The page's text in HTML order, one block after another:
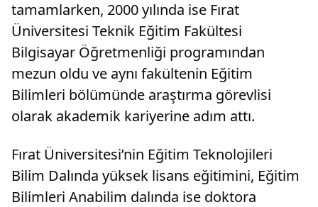
tamamlarken, 2000 yılında ise Fırat
Üniversitesi Teknik Eğitim Fakültesi
Bilgisayar Öğretmenliği programından
mezun oldu ve aynı fakültenin Eğitim
Bilimleri bölümünde araştırma görevlisi
olarak akademik kariyerine adım attı.
Fırat Üniversitesi’nin Eğitim Teknolojileri
Bilim Dalında yüksek lisans eğitimini, Eğitim
Bilimleri Anabilim dalında ise doktora